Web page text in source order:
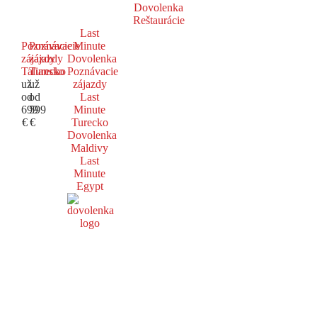
Dovolenka
Reštaurácie
Poznávacie
zájazdy
Taliansko
už
od
699
€
Poznávacie
zájazdy
Turecko
už
od
599
€
Last
Minute
Dovolenka
Poznávacie
zájazdy
Last
Minute
Turecko
Dovolenka
Maldivy
Last
Minute
Egypt